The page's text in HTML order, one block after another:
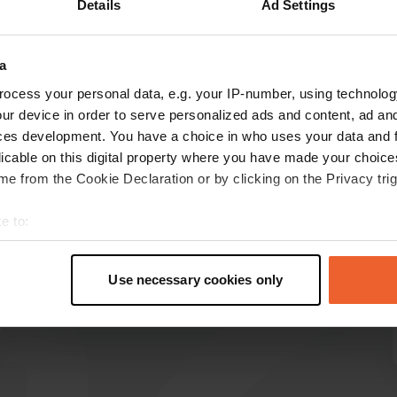
Details Ad Settings
your personal data, e.g. your IP-number, using
device in order to serve personalized ads and content, ad
development. You have a choice in who uses your data and
on this digital property where you have made your
from the Cookie Declaration or by clicking on the Privacy
to:
geographical location which can be accurate to within
personal data is processed and set your preferences in the
content and ads, to provide social media features and to
Use necessary cookies only
(39) Mostra di più
R ReinerBraun
1 settimana fa
pagamenti in contanti⚠️. Ormai superato. Per il
resto, il locale è carino e il personale è gentile.